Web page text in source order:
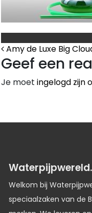
Bericht
Amy de Luxe Big
Geef een
Je moet ingelogd zijn
Welkom bij
speciaalzaken van de